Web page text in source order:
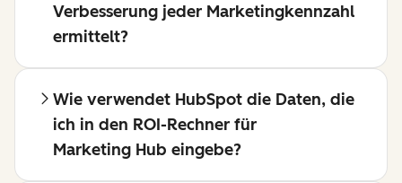
Verbesserung jeder Marketingkennzahl
ermittelt?
Wie verwendet HubSpot die Daten, die
ich in den ROI-Rechner für
Marketing Hub eingebe?